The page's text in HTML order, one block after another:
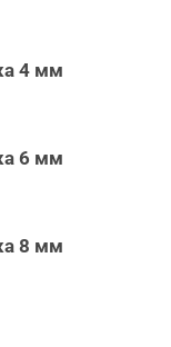
4 мм
6 мм
8 мм